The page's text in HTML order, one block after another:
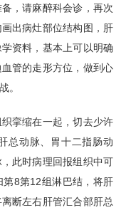
，请麻醉科会诊，再次
出病灶部位结构图，肝
资料，基本上可以明确
管的走形方位，做到心
。
挛缩在一起，切去少许
总动脉、胃十二指肠动
此时病理回报组织中可
第8第12组淋巴结，将肝
断左右肝管汇合部肝总